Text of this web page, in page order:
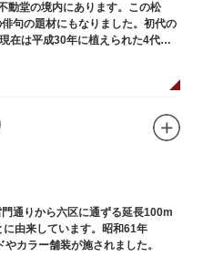
動堂の境内にあります。この松
句の題材にもなりました。初代の
在は平成30年に植えられた4代目
通りから六区に通ずる延長100m
由来しています。昭和61年
カラー舗装が施されました。